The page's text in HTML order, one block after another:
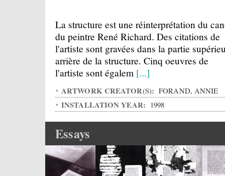
La structure est une réinterprétation du
du peintre René Richard. Des citations de
l'artiste sont gravées dans la partie
arrière de la structure. Cinq oeuvres de
l'artiste sont égalem [...]
ARTWORK CREATOR(S): FORAND, ANNIE
INSTALLATION YEAR: 1998
Essays